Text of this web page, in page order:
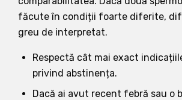
făcute în condiții foarte diferite,
greu de interpretat.
Respectă cât mai exact
privind abstinența.
Dacă ai avut recent febră sau o